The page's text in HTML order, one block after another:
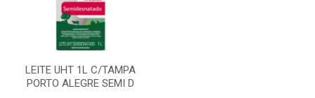
LEITE UHT 1L C/TAMPA
PORTO ALEGRE SEMI D